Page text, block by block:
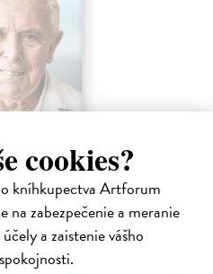
cookies?
kníhkupectva Artforum
na zabezpečenie a meranie
a zaistenie vášho
| Kniha
pětaosmdesátiny a za pár měsíců
jako břišní a hrudní chirurg III.
Univerzity Karlovy v Praze.…